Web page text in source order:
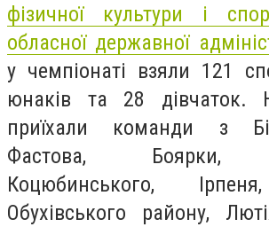
фізичної культури і
обласної державної
у чемпіонаті взяли 121
юнаків та 28 дівчаток.
приїхали команди з
Фастова, Боярки,
Коцюбинського,
Обухівського району,